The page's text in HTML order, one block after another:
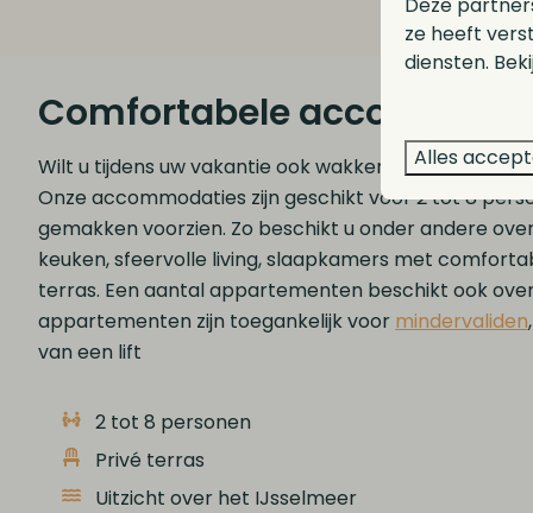
Comfortabele
Wilt u tijdens uw vakantie ook wakker worden met
Onze accommodaties zijn geschikt voor 2 tot 8
gemakken voorzien. Zo beschikt u onder andere
keuken, sfeervolle living, slaapkamers met
terras. Een aantal appartementen beschikt ook
appartementen zijn toegankelijk voor mindervaliden
van een lift
2 tot 8 personen
Privé terras
Uitzicht over het IJsselmeer
ze heeft
diensten.
Alles